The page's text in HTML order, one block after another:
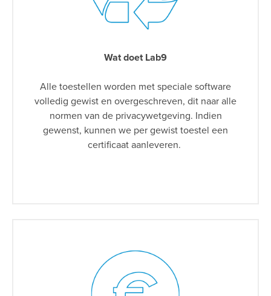
Wat doet Lab9
Alle toestellen worden met speciale software
volledig gewist en overgeschreven, dit naar alle
normen van de privacywetgeving. Indien
gewenst, kunnen we per gewist toestel een
certificaat aanleveren.